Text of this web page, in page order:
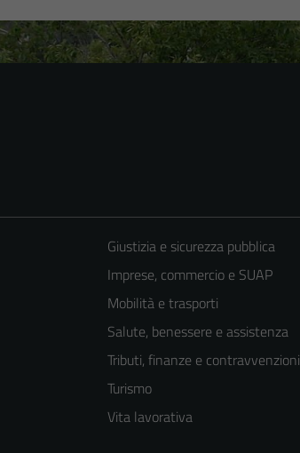
Giustizia e sicurezza pubblica
Imprese, commercio e SUAP
Mobilità e trasporti
Salute, benessere e assistenza
Tributi, finanze e contravvenzioni
Turismo
Vita lavorativa